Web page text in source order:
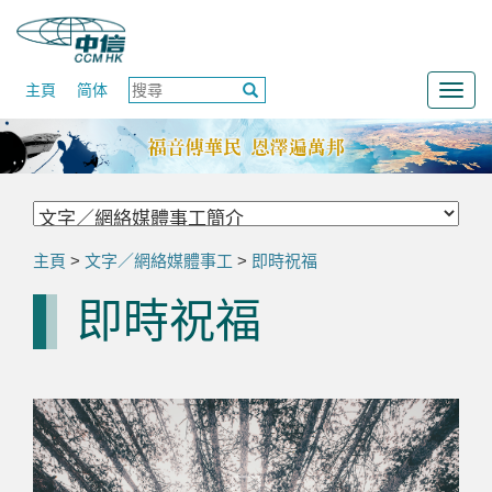
主頁 简体
主頁 > 文字／網絡媒體事工 > 即時祝福
即時祝福